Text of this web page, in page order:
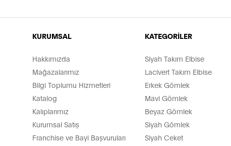
KURUMSAL
Hakkımızda
Mağazalarımız
Bilgi Toplumu Hizmetleri
Katalog
Kalıplarımız
Kurumsal Satış
Franchise ve Bayi Başvuruları
KATEGORİLER
Siyah Takım Elbise
Lacivert Takım Elbise
Erkek Gömlek
Mavi Gömlek
Beyaz Gömlek
Siyah Gömlek
Siyah Ceket